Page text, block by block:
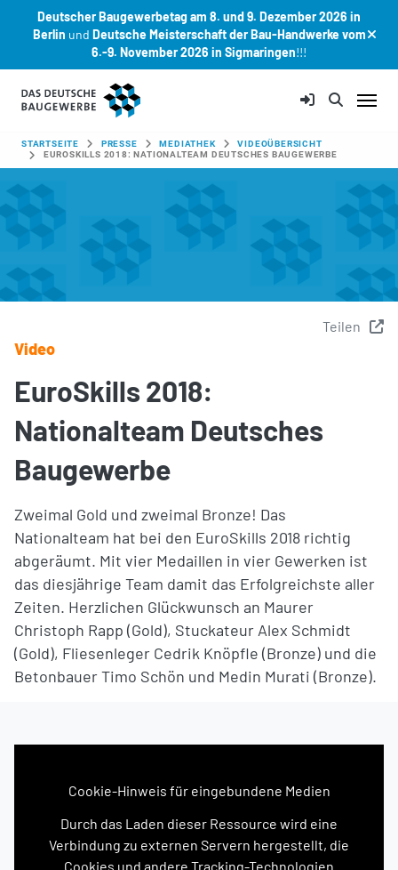
Deutscher Baugewerbetag am 8. und 9. Dezember 2026 in
Berlin und Deutsche Meisterschaft der Bau-Handwerke vom
6.-9. November 2026 in Sigmaringen!!!
Zum Hauptinhalt springen
SIE SIND HIER:
STARTSEITE PRESSE MEDIATHEK
VIDEOÜBERSICHT
EUROSKILLS 2018: NATIONALTEAM DEUTSCHES BAUGEWERBE
Teilen
Video
EuroSkills 2018:
Nationalteam Deutsches
Baugewerbe
Zweimal Gold und zweimal Bronze! Das
Nationalteam hat bei den EuroSkills 2018 richtig
abgeräumt. Mit vier Medaillen in vier Gewerken ist
das diesjährige Team damit das Erfolgreichste aller
Zeiten. Herzlichen Glückwunsch an Maurer
Christoph Rapp (Gold), Stuckateur Alex Schmidt
(Gold), Fliesenleger Cedrik Knöpfle (Bronze) und die
Betonbauer Timo Schön und Medin Murati (Bronze).
Cookie-Hinweis für eingebundene Medien
Durch das Laden dieser Ressource wird eine
Verbindung zu externen Servern hergestellt, die
Cookies und andere Tracking-Technologien